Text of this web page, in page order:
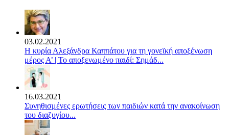
03.02.2021
Η κυρία Αλεξάνδρα Καππάτου για τη γονεϊκή αποξένωση
μέρος Α’ | Το αποξενωμένο παιδί: Σημάδ...
16.03.2021
Συνηθισμένες ερωτήσεις των παιδιών κατά την ανακοίνωση
του διαζυγίου...